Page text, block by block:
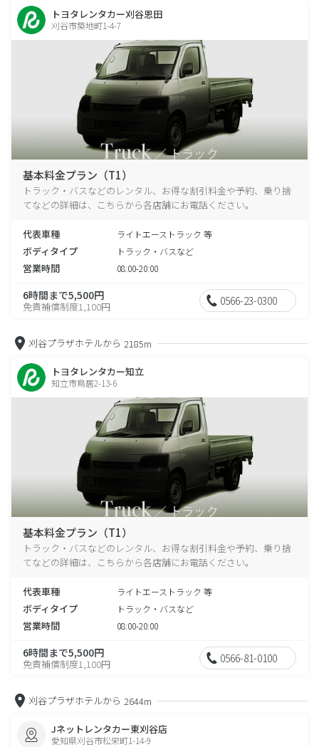
トヨタレンタカー刈谷恩田
刈谷市築地町1-4-7
基本料金プラン（T1）
トラック・バスなどのレンタル、お得な割引料金や予約、乗り捨
てなどの詳細は、こちらから各店舗にお電話ください。
代表車種 ライトエーストラック 等
ボディタイプ トラック・バスなど
営業時間 08:00-20:00
6時間まで5,500円
免責補償制度1,100円 0566-23-0300
刈谷プラザホテルから 2185m
トヨタレンタカー知立
知立市鳥居2-13-6
基本料金プラン（T1）
トラック・バスなどのレンタル、お得な割引料金や予約、乗り捨
てなどの詳細は、こちらから各店舗にお電話ください。
代表車種 ライトエーストラック 等
ボディタイプ トラック・バスなど
営業時間 08:00-20:00
6時間まで5,500円
免責補償制度1,100円 0566-81-0100
刈谷プラザホテルから 2644m
Jネットレンタカー東刈谷店
愛知県刈谷市松栄町1-14-9